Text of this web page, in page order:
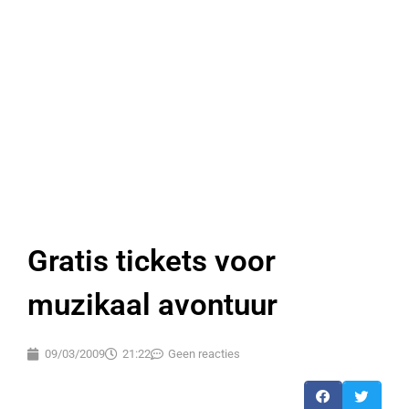
Gratis tickets voor
muzikaal avontuur
09/03/2009 21:22 Geen reacties